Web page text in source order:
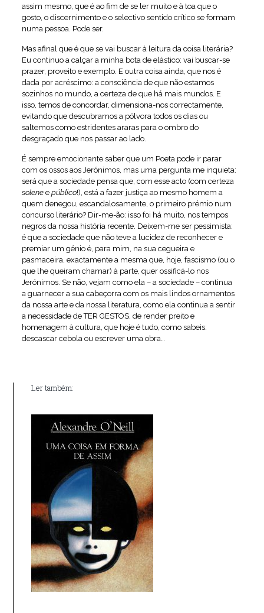
assim mesmo, que é ao fim de se ler muito e à toa que o
gosto, o discernimento e o selectivo sentido crítico se formam
numa pessoa. Pode ser.
Mas afinal que é que se vai buscar à leitura da coisa literária?
Eu continuo a calçar a minha bota de elástico: vai buscar-se
prazer, proveito e exemplo. E outra coisa ainda, que nos é
dada por acréscimo: a consciência de que não estamos
sozinhos no mundo, a certeza de que há mais mundos. E
isso, temos de concordar, dimensiona-nos correctamente,
evitando que descubramos a pólvora todos os dias ou
saltemos como estridentes araras para o ombro do
desgraçado que nos passar ao lado.
É sempre emocionante saber que um Poeta pode ir parar
com os ossos aos Jerónimos, mas uma pergunta me inquieta:
será que a sociedade pensa que, com esse acto (com certeza
solenee público!), está a fazer justiça ao mesmo homem a
quem denegou, escandalosamente, o primeiro prémio num
concurso literário? Dir-me-ão: isso foi há muito, nos tempos
negros da nossa história recente. Deixem-me ser pessimista:
é que a sociedade que não teve a lucidez de reconhecer e
premiar um génio é, para mim, na sua cegueira e
pasmaceira, exactamente a mesma que, hoje, fascismo (ou o
que lhe queiram chamar) à parte, quer ossificá-lo nos
Jerónimos. Se não, vejam como ela – a sociedade – continua
a guarnecer a sua cabeçorra com os mais lindos ornamentos
da nossa arte e da nossa literatura, como ela continua a sentir
a necessidade de TER GESTOS, de render preito e
homenagem à cultura, que hoje é tudo, como sabeis:
descascar cebola ou escrever uma obra…
Ler também: